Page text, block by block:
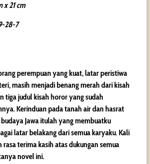
x 21 cm
28-7
perempuan yang kuat, latar peristiwa
masih menjadi benang merah dari kisah
tiga judul kisah horor yang sudah
Kerinduan pada tanah air dan hasrat
Jawa itulah yang membuatku
latar belakang dari semua karyaku. Kali
terima kasih atas dukungan semua
novel ini.